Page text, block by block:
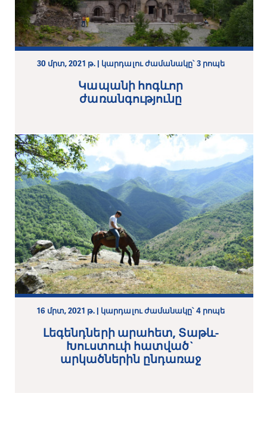
30 մրտ, 2021 թ. | կարդալու ժամանակը՝ 3 րոպե
Կապանի հոգևոր
ժառանգությունը
16 մրտ, 2021 թ. | կարդալու ժամանակը՝ 4 րոպե
Լեգենդների արահետ, Տաթև-
Խուստուփ հատված`
արկածներին ընդառաջ